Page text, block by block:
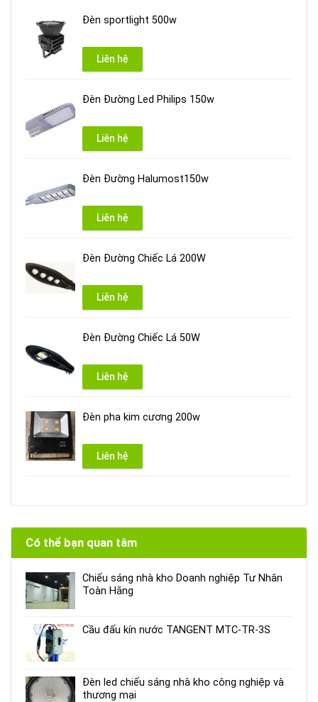
Đèn sportlight 500w
Liên hệ
Đèn Đường Led Philips 150w
Liên hệ
Đèn Đường Halumost150w
Liên hệ
Đèn Đường Chiếc Lá 200W
Liên hệ
Đèn Đường Chiếc Lá 50W
Liên hệ
Đèn pha kim cương 200w
Liên hệ
Có thể bạn quan tâm
Chiếu sáng nhà kho Doanh nghiệp Tư Nhân
Toàn Hằng
Cầu đấu kín nước TANGENT MTC-TR-3S
Đèn led chiếu sáng nhà kho công nghiệp và
thương mại